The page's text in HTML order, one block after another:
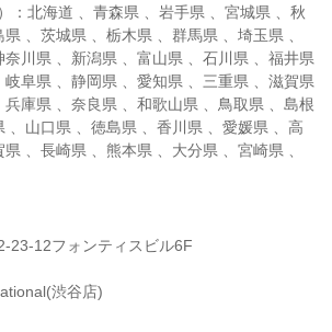
：北海道 、青森県 、岩手県 、宮城県 、秋
、茨城県 、栃木県 、群馬県 、埼玉県 、
川県 、新潟県 、富山県 、石川県 、福井県
岐阜県 、静岡県 、愛知県 、三重県 、滋賀県
兵庫県 、奈良県 、和歌山県 、鳥取県 、島根
、山口県 、徳島県 、香川県 、愛媛県 、高
、長崎県 、熊本県 、大分県 、宮崎県 、
23-12フォンティスビル6F
渋谷店)